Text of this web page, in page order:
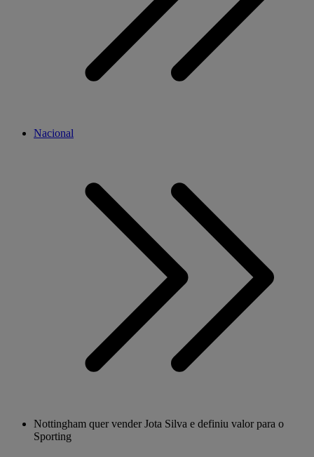
Nacional
Nottingham quer vender Jota Silva e definiu valor para o
Sporting